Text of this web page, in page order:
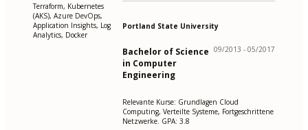
Terraform, Kubernetes
(AKS), Azure DevOps,
Application Insights, Log
Analytics, Docker
Portland State University
Bachelor of Science
in Computer
Engineering
09/2013 - 05/2017
Relevante Kurse: Grundlagen Cloud
Computing, Verteilte Systeme, Fortgeschrittene
Netzwerke. GPA: 3.8